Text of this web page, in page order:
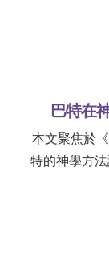
巴特在
本文聚焦於
特的神學方